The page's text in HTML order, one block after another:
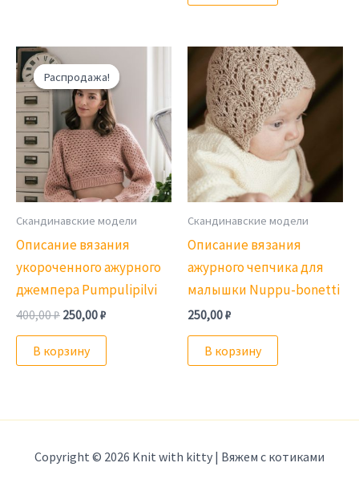
Распродажа!
Распродажа!
Скандинавские модели
Описание вязания
укороченного ажурного
джемпера Pumpulipilvi
400,00₽ Первоначальная
400,00 ₽.
250,00₽
В корзину
Скандинавские модели
Описание вязания
ажурного чепчика для
малышки Nuppu-bonetti
250,00₽
В корзину
Copyright © 2026 Knit with kitty | Вяжем с котиками